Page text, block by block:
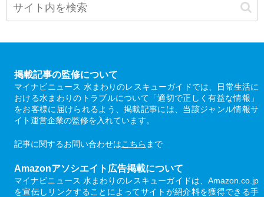
掲載記事の監修について
マイナビニュース 水まわりのレスキューガイドでは、日常生活に
おける水まわりのトラブルについて「適切で正しく有益な情報」
をお客様に届けられるよう、掲載記事には、当該ジャンル情報サ
イト運営企業の監修を入れています。
記事に関するお問い合わせはこちら まで
Amazonアソシエイト広告掲載について
マイナビニュース 水まわりのレスキューガイドは、Amazon.co.jp
を宣伝しリンクすることによってサイトが紹介料を獲得できる手